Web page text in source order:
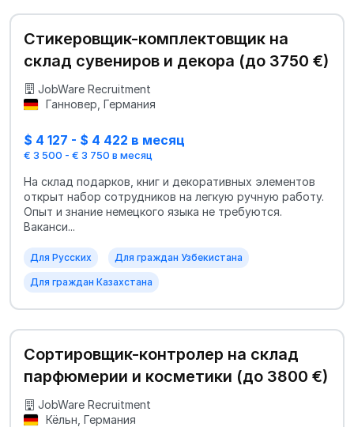
Стикеровщик-комплектовщик на
склад сувениров и декора (до 3750 €)
JobWare Recruitment
Ганновер, Германия
$ 4 127 - $ 4 422 в месяц
€ 3 500 - € 3 750 в месяц
На склад подарков, книг и декоративных элементов
открыт набор сотрудников на легкую ручную работу.
Опыт и знание немецкого языка не требуются.
Ваканси...
Для Русских Для граждан Узбекистана
Для граждан Казахстана
Сортировщик-контролер на склад
парфюмерии и косметики (до 3800 €)
JobWare Recruitment
Кёльн, Германия